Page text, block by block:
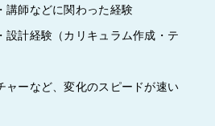
講師などに関わった経験
設計経験（カリキュラム作成・テ
ャーなど、変化のスピードが速い